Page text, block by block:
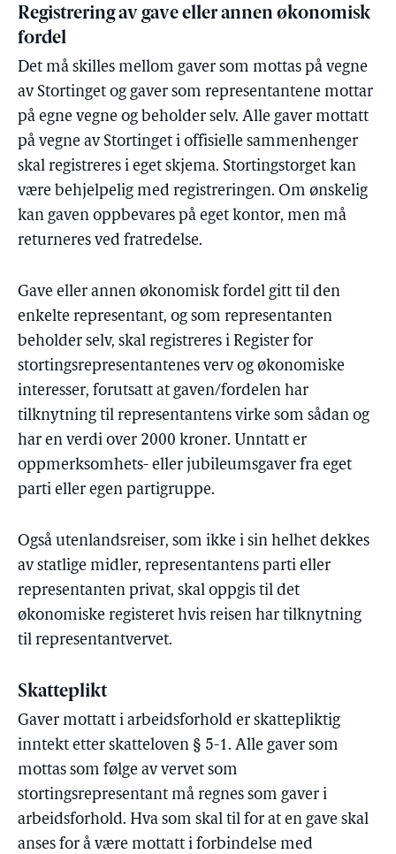
Registrering av gave eller annen økonomisk
fordel
Det må skilles mellom gaver som mottas på vegne
av Stortinget og gaver som representantene mottar
på egne vegne og beholder selv. Alle gaver mottatt
på vegne av Stortinget i offisielle sammenhenger
skal registreres i eget skjema. Stortingstorget kan
være behjelpelig med registreringen. Om ønskelig
kan gaven oppbevares på eget kontor, men må
returneres ved fratredelse.
Gave eller annen økonomisk fordel gitt til den
enkelte representant, og som representanten
beholder selv, skal registreres i Register for
stortingsrepresentantenes verv og økonomiske
interesser, forutsatt at gaven/fordelen har
tilknytning til representantens virke som sådan og
har en verdi over 2000 kroner. Unntatt er
oppmerksomhets- eller jubileumsgaver fra eget
parti eller egen partigruppe.
Også utenlandsreiser, som ikke i sin helhet dekkes
av statlige midler, representantens parti eller
representanten privat, skal oppgis til det
økonomiske registeret hvis reisen har tilknytning
til representantvervet.
Skatteplikt
Gaver mottatt i arbeidsforhold er skattepliktig
inntekt etter skatteloven § 5-1. Alle gaver som
mottas som følge av vervet som
stortingsrepresentant må regnes som gaver i
arbeidsforhold. Hva som skal til for at en gave skal
anses for å være mottatt i forbindelse med